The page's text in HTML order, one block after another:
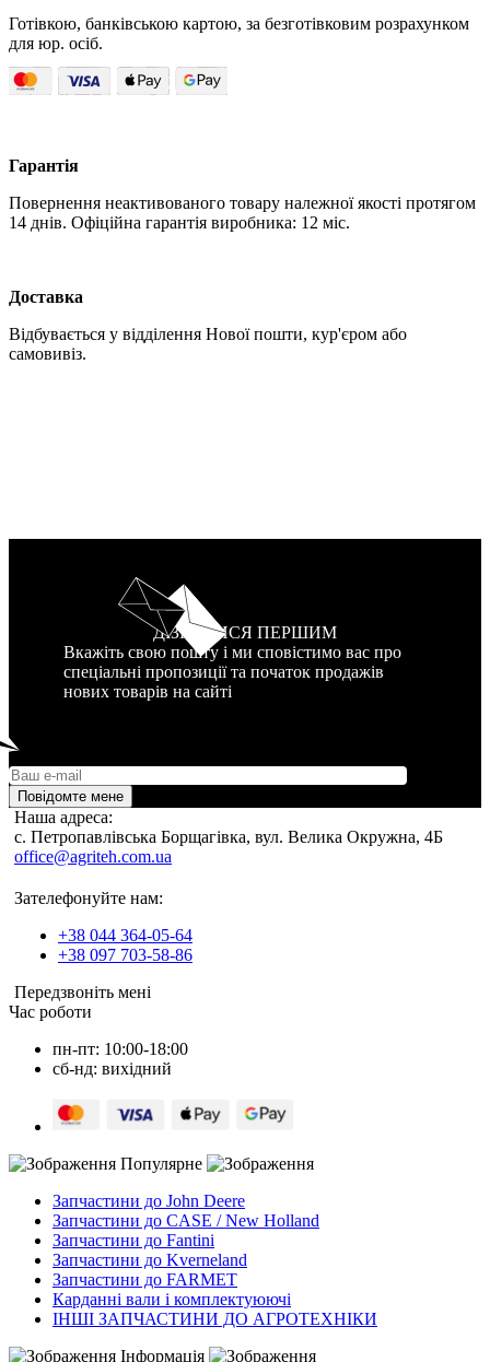
Готівкою, банківською картою, за безготівковим розрахунком
для юр. осіб.
Гарантія
Повернення неактивованого товару належної якості протягом
14 днів. Офіційна гарантія виробника: 12 міс.
Доставка
Відбувається у відділення Нової пошти, кур'єром або
самовивіз.
ДІЗНАТИСЯ ПЕРШИМ
Вкажіть свою пошту і ми сповістимо вас про
спеціальні пропозиції та початок продажів
нових товарів на сайті
Повідомте мене
Наша адреса:
c. Петропавлівська Борщагівка, вул. Велика Окружна, 4Б
office@agriteh.com.ua
Зателефонуйте нам:
+38 044 364-05-64
+38 097 703-58-86
Передзвоніть мені
Час роботи
пн-пт: 10:00-18:00
сб-нд: вихідний
Популярне
Запчастини до John Deere
Запчастини до CASE / New Holland
Запчастини до Fantini
Запчастини до Kverneland
Запчастини до FARMET
Карданні вали і комплектуюючі
ІНШІ ЗАПЧАСТИНИ ДО АГРОТЕХНІКИ
Інформація